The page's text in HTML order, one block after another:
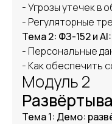
- Угрозы утечек в
- Регуляторные
Тема 2: ФЗ-152 и
- Персональные
- Как обеспечить
Модуль 2
Тема 1: Демо: